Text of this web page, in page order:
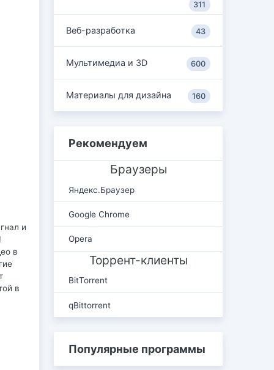
и
в
в
311
Веб-разработка 43
Мультимедиа и 3D 600
Материалы для дизайна 160
Рекомендуем
Браузеры
Яндекс.Браузер
Google Chrome
Opera
Торрент-клиенты
BitTorrent
qBittorrent
Популярные программы